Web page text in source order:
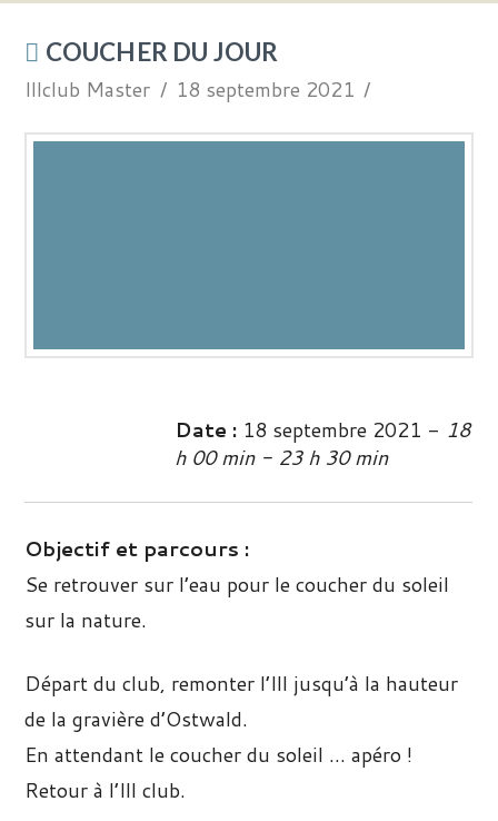
COUCHER DU JOUR
Illclub Master 18 septembre 2021
Date : 18 septembre 2021 - 18
h 00 min - 23 h 30 min
Objectif et parcours :
Se retrouver sur l’eau pour le coucher du soleil
sur la nature.
Départ du club, remonter l’Ill jusqu’à la hauteur
de la gravière d’Ostwald.
En attendant le coucher du soleil … apéro !
Retour à l’Ill club.